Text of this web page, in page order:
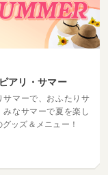
アリ・サマー
サマーで、おふたりサ
みなサマーで夏を楽し
ッズ＆メニュー！